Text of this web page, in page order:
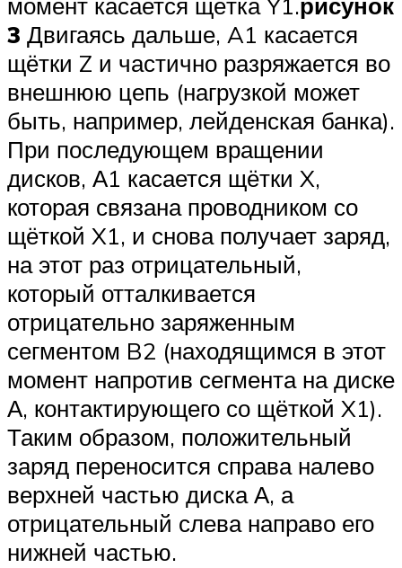
3 Двигаясь дальше, A1 касается
щётки Z и частично разряжается во
внешнюю цепь (нагрузкой может
быть, например, лейденская банка).
При последующем вращении
дисков, А1 касается щётки X,
которая связана проводником со
щёткой X1, и снова получает заряд,
на этот раз отрицательный,
который отталкивается
отрицательно заряженным
сегментом B2 (находящимся в этот
момент напротив сегмента на диске
А, контактирующего со щёткой X1).
Таким образом, положительный
заряд переносится справа налево
верхней частью диска А, а
отрицательный слева направо его
нижней частью.